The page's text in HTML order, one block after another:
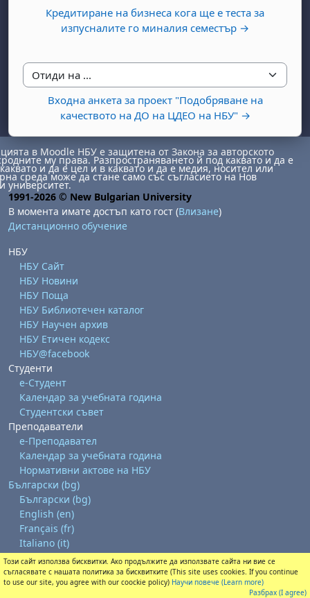
Кредитиране на бизнеса кога ще е теста за
изпусналите го миналия семестър →
Отиди на ...
Входна анкета за проект "Подобряване на
качеството на ДО на ЦДЕО на НБУ" →
1 август
неделя, 2 август
8 август
неделя, 9 август
август
август
22 август
неделя, 23 август
август
август
29 август
неделя, 30 август
в Moodle НБУ е защитена от Закона за авторското
му права. Разпространяването й под каквато и да е
и да е цел и в каквато и да е медия, носител или
среда може да стане само със съгласието на Нов
университет.
1991-2026 © New Bulgarian University
В момента имате достъп като гост (Влизане)
Дистанционно обучение
НБУ
НБУ Сайт
НБУ Новини
НБУ Поща
НБУ Библиотечен каталог
НБУ Научен архив
НБУ Етичен кодекс
НБУ@facebook
Студенти
е-Студент
Календар за учебната година
Студентски съвет
Преподаватели
е-Преподавател
Календар за учебната година
Нормативни актове на НБУ
Български ‎(bg)‎
Български ‎(bg)‎
English ‎(en)‎
Français ‎(fr)‎
Italiano ‎(it)‎
Изтегляне на мобилно приложение
Преминете към стандартната тема
Този сайт използва бисквитки. Ако продължите да използвате сайта ни вие се
съгласявате с нашата политика за бисквитките (This site uses cookies. If you continue
to use our site, you agree with our coockie policy) Научи повече (Learn more)
Разбрах (I agree)